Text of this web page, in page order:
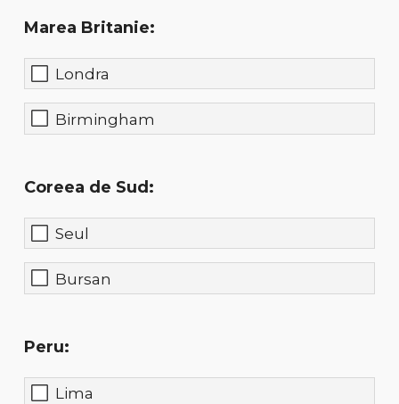
Marea Britanie:
Londra
Birmingham
Coreea de Sud:
Seul
Bursan
Peru:
Lima